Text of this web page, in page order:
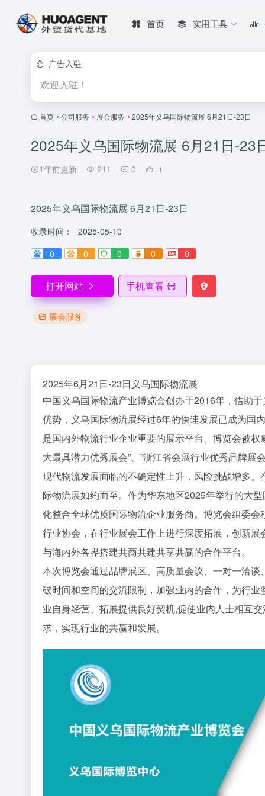
首页 实用工具
广告入驻
欢迎入驻！
首页 • 公司服务 • 展会服务 • 2025年义乌国际物流展 6月21日-23日
2025年义乌国际物流展 6月21日-23
1年前更新 211 0 1
2025年义乌国际物流展 6月21日-23日
收录时间：
2025-05-10
0
0 0 0 0
打开网站 手机查看
展会服务
2025年6月21日-23日义乌国际物流展
中国义乌国际物流产业博览会创办于2016年，借助
优势，义乌国际物流展经过6年的快速发展已成为国
是国内外物流行业企业重要的展示平台。博览会被权
大最具潜力优秀展会”、”浙江省会展行业优秀品牌展
现代物流发展面临的不确定性上升，风险挑战增多。
际物流展如约而至。作为华东地区2025年举行的大
化整合全球优质国际物流企业服务商。博览会组委会
行业协会，在行业展会工作上进行深度拓展，创新展
与海内外各界搭建共商共建共享共赢的合作平台。
本次博览会通过品牌展区、高质量会议、一对一洽谈
破时间和空间的交流限制，加强业内的合作，为行业
业自身经营、拓展提供良好契机,促使业内人士相互
求，实现行业的共赢和发展。